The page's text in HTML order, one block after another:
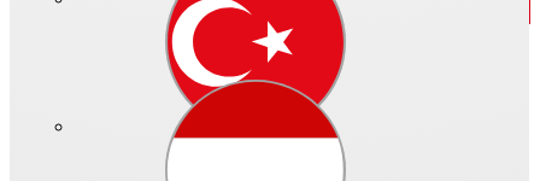
Schnell und innovativ!